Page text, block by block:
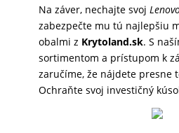
Na záver, nechajte svoj
zabezpečte mu tú najlepšiu
obalmi z Krytoland.sk. S
sortimentom a prístupom k
zaručíme, že nájdete presne
Ochraňte svoj investičný